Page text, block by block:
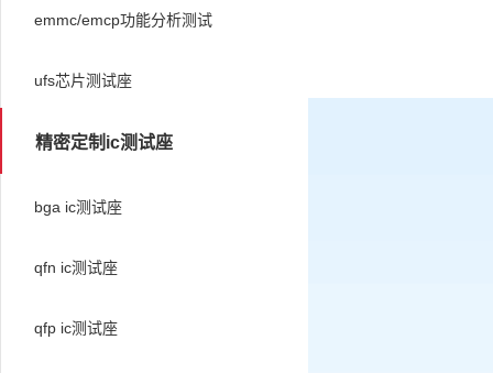
emmc/emcp功能分析测试
ufs芯片测试座
精密定制ic测试座
bga ic测试座
qfn ic测试座
qfp ic测试座